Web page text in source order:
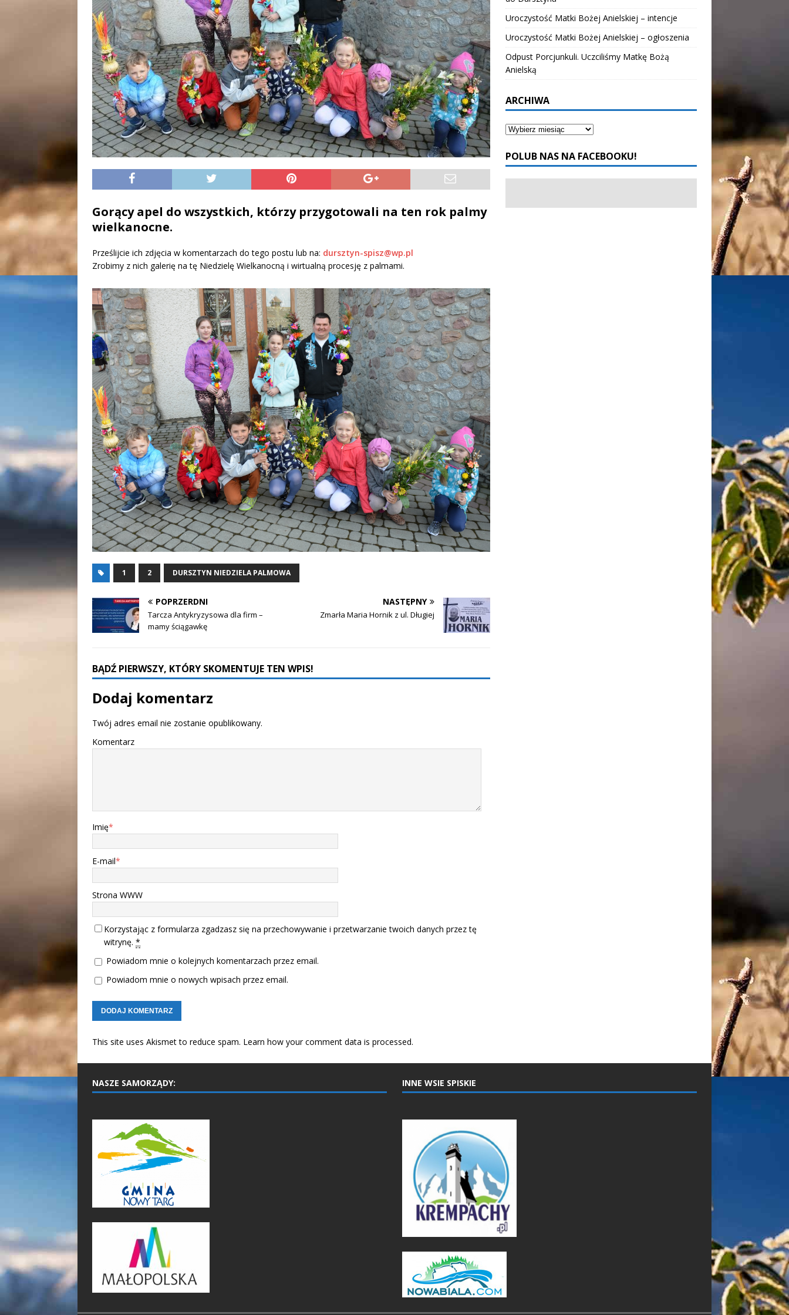
Gorący apel do wszystkich, którzy przygotowali na ten rok palmy
wielkanocne.
Prześlijcie ich zdjęcia w komentarzach do tego postu lub na: dursztyn-spisz@wp.pl
Zrobimy z nich galerię na tę Niedzielę Wielkanocną i wirtualną procesję z palmami.
1 2 DURSZTYN NIEDZIELA PALMOWA
POPRZERDNI
Tarcza Antykryzysowa dla firm –
mamy ściągawkę
NASTĘPNY
Zmarła Maria Hornik z ul. Długiej
BĄDŹ PIERWSZY, KTÓRY SKOMENTUJE TEN WPIS!
Dodaj komentarz
Twój adres email nie zostanie opublikowany.
Komentarz
Imię*
E-mail*
Strona WWW
Korzystając z formularza zgadzasz się na przechowywanie i przetwarzanie twoich danych przez tę
witrynę. *
Powiadom mnie o kolejnych komentarzach przez email.
Powiadom mnie o nowych wpisach przez email.
This site uses Akismet to reduce spam. Learn how your comment data is processed.
Uroczystość Matki Bożej Anielskiej – intencje
Uroczystość Matki Bożej Anielskiej – ogłoszenia
Odpust Porcjunkuli. Uczciliśmy Matkę Bożą
Anielską
ARCHIWA
POLUB NAS NA FACEBOOKU!
NASZE SAMORZĄDY: INNE WSIE SPISKIE